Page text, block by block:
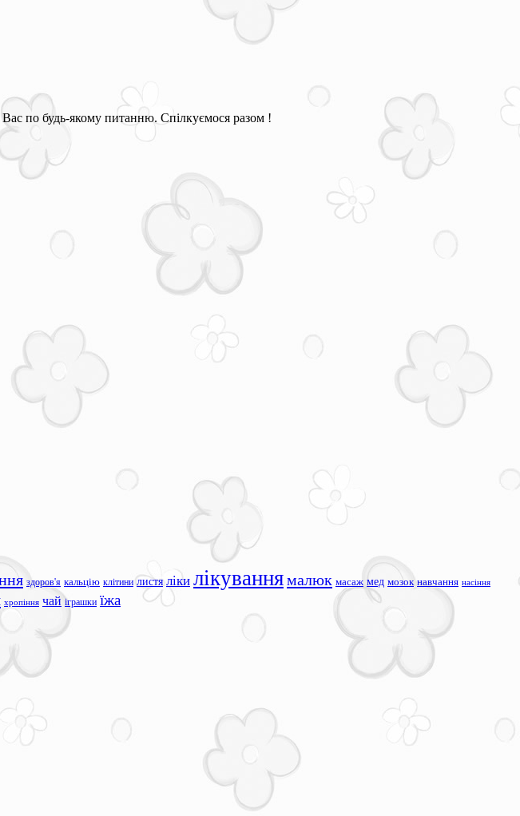
по будь-якому питанню. Спілкуємося разом !
здоров'я кальцію клітини листя ліки лікуваннямалюк масаж мед мозок навчання насіння
хропіння чай іграшки їжа